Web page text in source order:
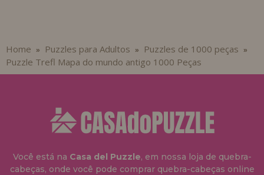
Home » Puzzles para Adultos » Puzzles de 1000 peças »
Puzzle Trefl Mapa do mundo antigo 1000 Peças
Você está na Casa del Puzzle, em nossa loja de quebra-
cabeças, onde você pode comprar quebra-cabeças online